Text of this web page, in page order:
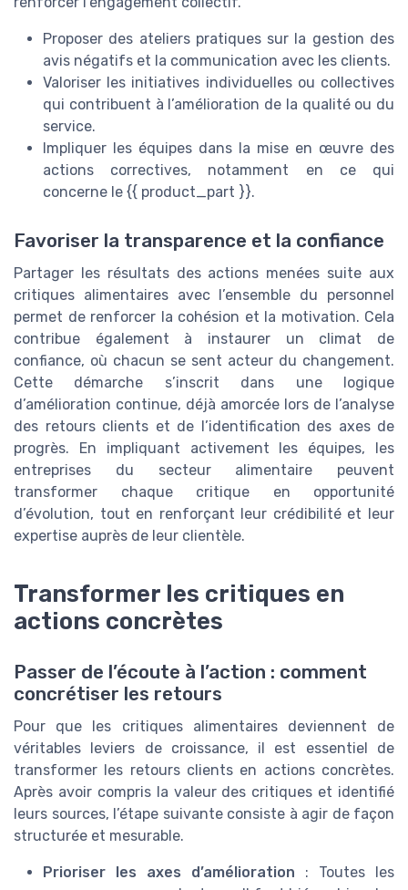
Proposer des ateliers pratiques sur la gestion des
avis négatifs et la communication avec les clients.
Valoriser les initiatives individuelles ou collectives
qui contribuent à l’amélioration de la qualité ou du
service.
Impliquer les équipes dans la mise en œuvre des
actions correctives, notamment en ce qui
concerne le {{ product_part }}.
Favoriser la transparence et la confiance
Partager les résultats des actions menées suite aux
critiques alimentaires avec l’ensemble du personnel
permet de renforcer la cohésion et la motivation. Cela
contribue également à instaurer un climat de
confiance, où chacun se sent acteur du changement.
Cette démarche s’inscrit dans une logique
d’amélioration continue, déjà amorcée lors de l’analyse
des retours clients et de l’identification des axes de
progrès. En impliquant activement les équipes, les
entreprises du secteur alimentaire peuvent
transformer chaque critique en opportunité
d’évolution, tout en renforçant leur crédibilité et leur
expertise auprès de leur clientèle.
Transformer les critiques en
actions concrètes
Passer de l’écoute à l’action : comment
concrétiser les retours
Pour que les critiques alimentaires deviennent de
véritables leviers de croissance, il est essentiel de
transformer les retours clients en actions concrètes.
Après avoir compris la valeur des critiques et identifié
leurs sources, l’étape suivante consiste à agir de façon
structurée et mesurable.
Prioriser les axes d’amélioration : Toutes les